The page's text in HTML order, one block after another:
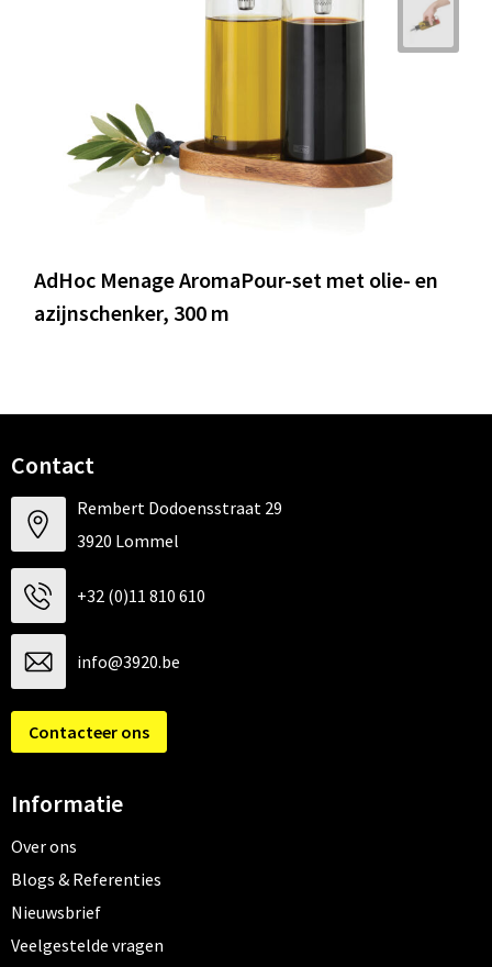
AdHoc Menage AromaPour-set met olie- en
azijnschenker, 300 m
Contact
Rembert Dodoensstraat 29
3920 Lommel
+32 (0)11 810 610
info@3920.be
Contacteer ons
Informatie
Over ons
Blogs & Referenties
Nieuwsbrief
Veelgestelde vragen